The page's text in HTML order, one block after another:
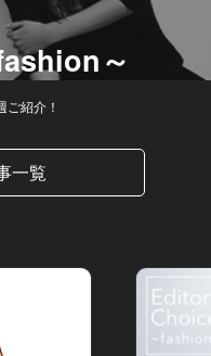
～
紹介！
一覧